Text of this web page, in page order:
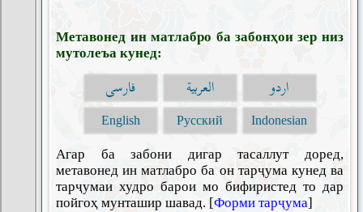
Метавонед ин матлабро ба забонҳои зер низ
мутолеъа кунед:
فارسی العربية اردو
English Русский Indonesian
Агар ба забони дигар тасаллут доред,
метавонед ин матлабро ба он тарҷума кунед ва
тарҷумаи худро барои мо бифиристед то дар
пойгоҳ мунташир шавад. [Форми тарҷума]